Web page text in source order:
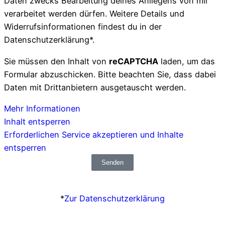
verarbeitet werden dürfen. Weitere Details und
Widerrufsinformationen findest du in der
Datenschutzerklärung*.
Sie müssen den Inhalt von reCAPTCHA laden, um das
Formular abzuschicken. Bitte beachten Sie, dass dabei
Daten mit Drittanbietern ausgetauscht werden.
Mehr Informationen
Inhalt entsperren
Erforderlichen Service akzeptieren und Inhalte
entsperren
Senden
*Zur Datenschutzerklärung